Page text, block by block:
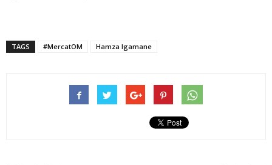
TAGS #MercatOM Hamza Igamane